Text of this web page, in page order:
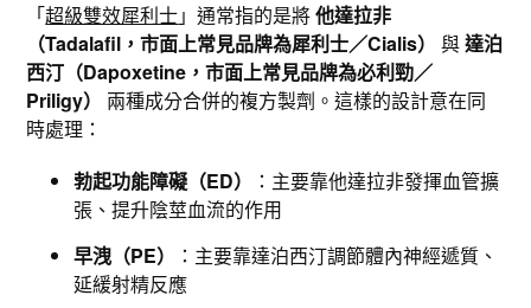
「超級雙效犀利士」通常指的是將他達拉非
（Tadalafil，市面上常見品牌為犀利士／Cialis）
與達泊
西汀（Dapoxetine，市面上常見品牌為必利勁／
Priligy）
兩種成分合併的複方製劑。這樣的設計意在同
時處理：
勃起功能障礙（ED）
：主要靠他達拉非發揮血管擴
張、提升陰莖血流的作用
早洩（PE）
：主要靠達泊西汀調節體內神經遞質、
延緩射精反應